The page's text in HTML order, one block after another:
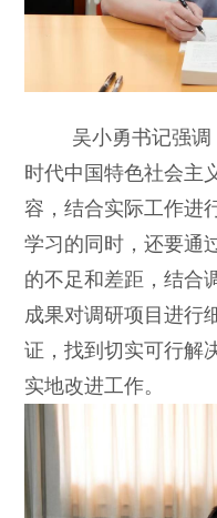
吴小勇书记强
时代中国特色社会主
容，结合实际工作进
学习的同时，还要通
的不足和差距，结合
成果对调研项目进行
证，找到切实可行解
实地改进工作。